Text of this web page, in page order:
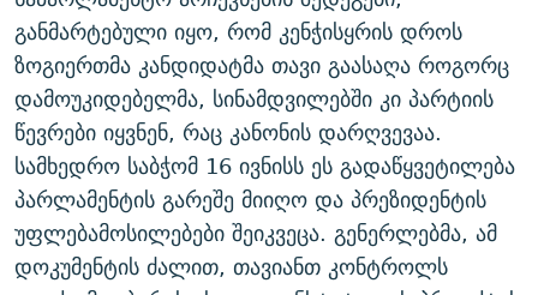
განმარტებული იყო, რომ კენჭისყრის დროს
ზოგიერთმა კანდიდატმა თავი გაასაღა როგორც
დამოუკიდებელმა, სინამდვილებში კი პარტიის
წევრები იყვნენ, რაც კანონის დარღვევაა.
სამხედრო საბჭომ 16 ივნისს ეს გადაწყვეტილება
პარლამენტის გარეშე მიიღო და პრეზიდენტის
უფლებამოსილებები შეიკვეცა. გენერლებმა, ამ
დოკუმენტის ძალით, თავიანთ კონტროლს